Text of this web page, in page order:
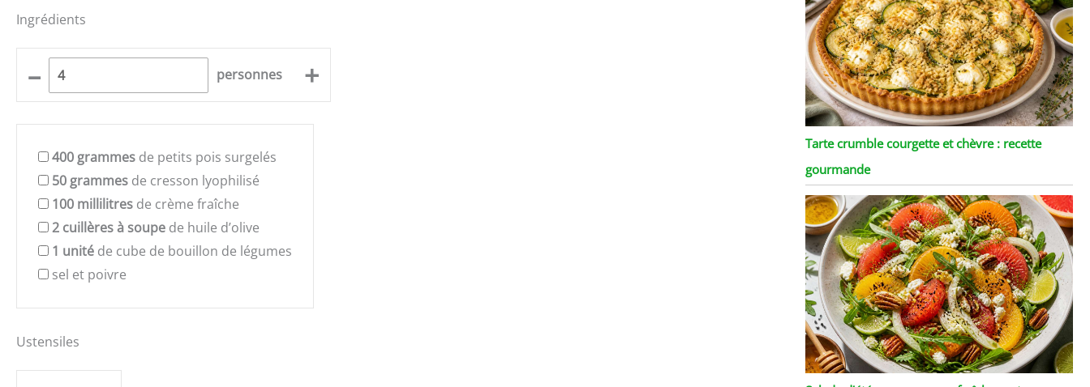
Ingrédients
– personnes +
400 grammes de petits pois surgelés
50 grammes de cresson lyophilisé
100 millilitres de crème fraîche
2 cuillères à soupe de huile d’olive
1 unité de cube de bouillon de légumes
sel et poivre
Ustensiles
Tarte crumble courgette et chèvre : recette
gourmande